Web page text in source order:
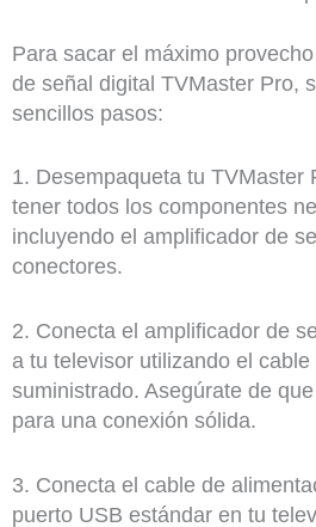
Para sacar el máximo
de señal digital TVMaster Pro,
sencillos pasos:
1. Desempaqueta tu TVMaster
tener todos los componentes
incluyendo el amplificador de
conectores.
2. Conecta el amplificador de
a tu televisor utilizando el cable
suministrado. Asegúrate de
para una conexión sólida.
3. Conecta el cable de
puerto USB estándar en tu